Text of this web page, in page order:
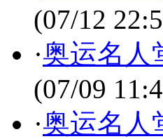
(07/12
·奥运名人
(07/09
·奥运名人